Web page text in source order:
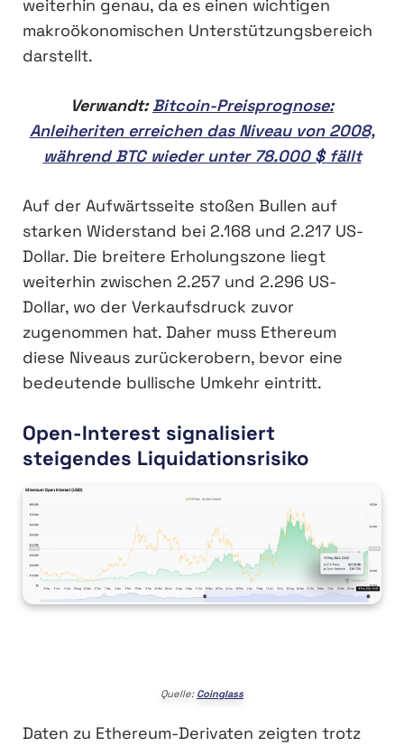
weiterhin genau, da es einen wichtigen
makroökonomischen Unterstützungsbereich
darstellt.
Verwandt:Bitcoin-Preisprognose:
Anleiheriten erreichen das Niveau von 2008,
während BTC wieder unter 78.000 $ fällt
Auf der Aufwärtsseite stoßen Bullen auf
starken Widerstand bei 2.168 und 2.217 US-
Dollar. Die breitere Erholungszone liegt
weiterhin zwischen 2.257 und 2.296 US-
Dollar, wo der Verkaufsdruck zuvor
zugenommen hat. Daher muss Ethereum
diese Niveaus zurückerobern, bevor eine
bedeutende bullische Umkehr eintritt.
Open-Interest signalisiert
steigendes Liquidationsrisiko
Quelle: Coinglass
Daten zu Ethereum-Derivaten zeigten trotz